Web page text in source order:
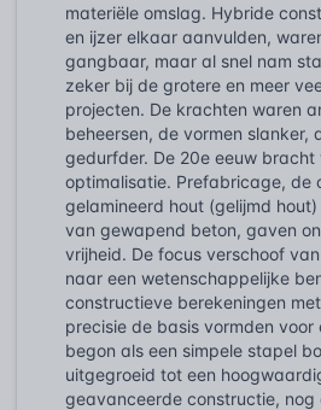
materiële omslag. Hybride
en ijzer elkaar aanvulden,
gangbaar, maar al snel nam
zeker bij de grotere en meer
projecten. De krachten waren
beheersen, de vormen slanker,
gedurfder. De 20e eeuw bracht
optimalisatie. Prefabricage, de
gelamineerd hout (gelijmd
van gewapend beton, gaven
vrijheid. De focus verschoof
naar een wetenschappelijke
constructieve berekeningen
precisie de basis vormden voor
begon als een simpele stapel
uitgegroeid tot een
geavanceerde constructie, nog